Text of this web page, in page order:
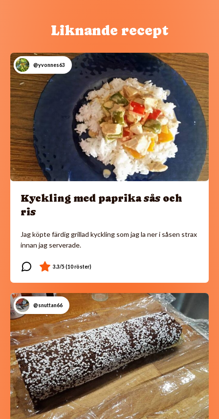
Liknande recept
@yvonnes63
Kyckling med paprika sås och
ris
Jag köpte färdig grillad kyckling som jag la ner i såsen strax
innan jag serverade.
@snuttan66